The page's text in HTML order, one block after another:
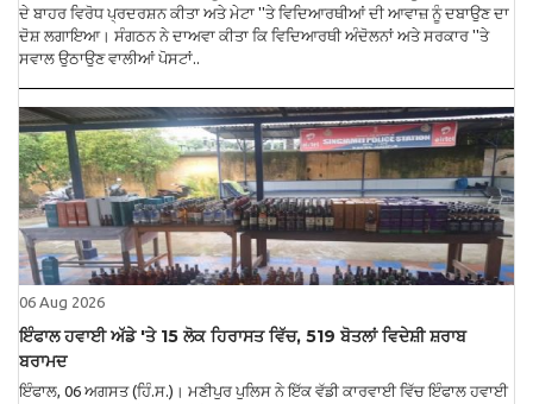
ਦੇ ਬਾਹਰ ਵਿਰੋਧ ਪ੍ਰਦਰਸ਼ਨ ਕੀਤਾ ਅਤੇ ਮੇਟਾ ''ਤੇ ਵਿਦਿਆਰਥੀਆਂ ਦੀ ਆਵਾਜ਼ ਨੂੰ ਦਬਾਉਣ ਦਾ
ਦੋਸ਼ ਲਗਾਇਆ। ਸੰਗਠਨ ਨੇ ਦਾਅਵਾ ਕੀਤਾ ਕਿ ਵਿਦਿਆਰਥੀ ਅੰਦੋਲਨਾਂ ਅਤੇ ਸਰਕਾਰ ''ਤੇ
ਸਵਾਲ ਉਠਾਉਣ ਵਾਲੀਆਂ ਪੋਸਟਾਂ..
06 Aug 2026
ਇੰਫਾਲ ਹਵਾਈ ਅੱਡੇ 'ਤੇ 15 ਲੋਕ ਹਿਰਾਸਤ ਵਿੱਚ, 519 ਬੋਤਲਾਂ ਵਿਦੇਸ਼ੀ ਸ਼ਰਾਬ
ਬਰਾਮਦ
ਇੰਫਾਲ, 06 ਅਗਸਤ (ਹਿੰ.ਸ.)। ਮਣੀਪੁਰ ਪੁਲਿਸ ਨੇ ਇੱਕ ਵੱਡੀ ਕਾਰਵਾਈ ਵਿੱਚ ਇੰਫਾਲ ਹਵਾਈ